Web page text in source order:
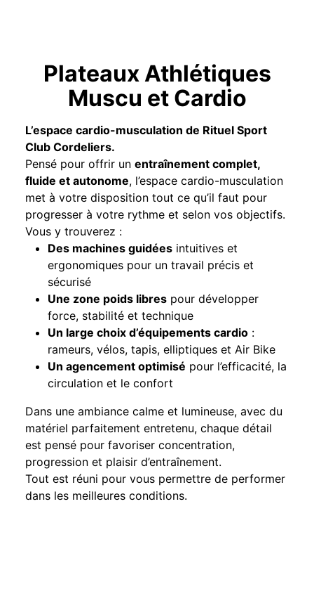
Plateaux Athlétiques
Muscu et Cardio
L’espace cardio-musculation de Rituel Sport
Club Cordeliers.
Pensé pour offrir un entraînement complet,
fluide et autonome, l’espace cardio-musculation
met à votre disposition tout ce qu’il faut pour
progresser à votre rythme et selon vos objectifs.
Vous y trouverez :
Des machines guidées intuitives et
ergonomiques pour un travail précis et
sécurisé
Une zone poids libres pour développer
force, stabilité et technique
Un large choix d’équipements cardio :
rameurs, vélos, tapis, elliptiques et Air Bike
Un agencement optimisé pour l’efficacité, la
circulation et le confort
Dans une ambiance calme et lumineuse, avec du
matériel parfaitement entretenu, chaque détail
est pensé pour favoriser concentration,
progression et plaisir d’entraînement.
Tout est réuni pour vous permettre de performer
dans les meilleures conditions.